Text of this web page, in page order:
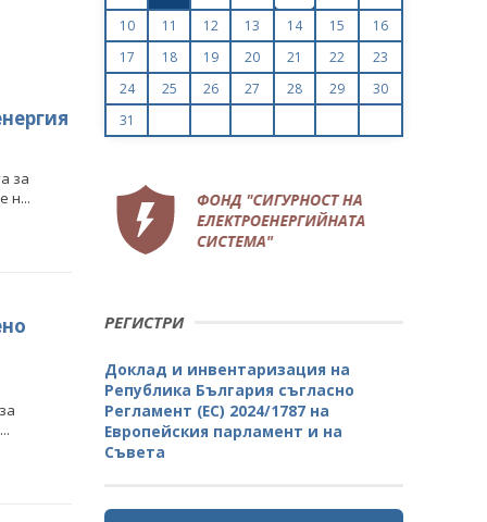
за
н...
10
11 12 13 14 15
16
17
18 19 20 21 22
23
24
25 26 27 28 29
30
31
РЕГИСТРИ
Доклад и инвентаризация на
Република България съгласно
Регламент (ЕС) 2024/1787 на
Европейския парламент и на
Съвета